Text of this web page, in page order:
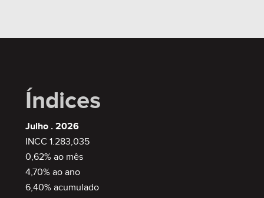
Índices
Julho . 2026
INCC 1.283,035
0,62% ao mês
4,70% ao ano
6,40% acumulado